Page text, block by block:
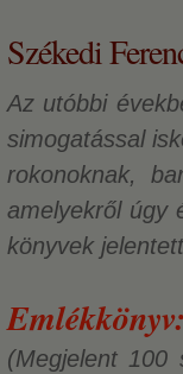
Székedi
Az utóbbi
simogatással
rokonoknak,
amelyekről úgy
könyvek
(Megjelent 100